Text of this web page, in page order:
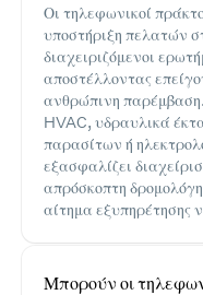
Οι τηλεφωνικοί
υποστήριξη πελατών
διαχειριζόμενοι
αποστέλλοντας
ανθρώπινη παρέμβαση.
HVAC, υδραυλικά
παρασίτων ή
εξασφαλίζει
απρόσκοπτη
αίτημα εξυπηρέτησης
Μπορούν οι